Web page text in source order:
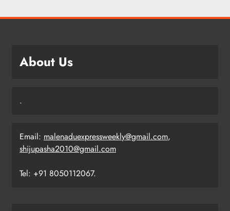
About Us
.
Email: malenaduexpressweekly@gmail.com,
shijupasha2010@gmail.com
Tel: +91 8050112067.